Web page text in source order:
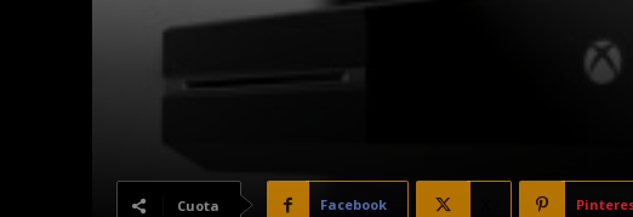
Cuota Facebook